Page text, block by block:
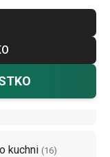
kuchni
a
jeśli
Zerknij na
łyżki i łopatki.
kuchni (16)